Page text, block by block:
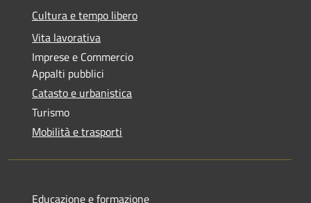
Cultura e tempo libero
Vita lavorativa
Imprese e Commercio
Appalti pubblici
Catasto e urbanistica
Turismo
Mobilità e trasporti
Educazione e formazione